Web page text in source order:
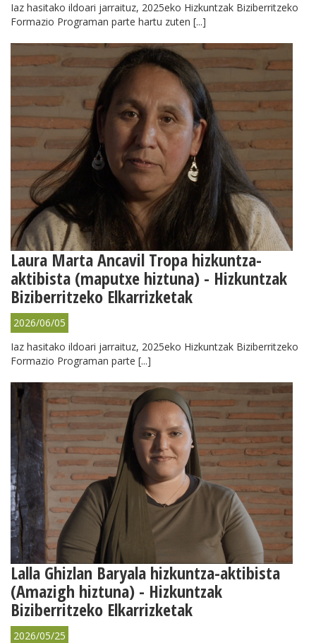
Iaz hasitako ildoari jarraituz, 2025eko Hizkuntzak Biziberritzeko
Formazio Programan parte hartu zuten [...]
Laura Marta Ancavil Tropa hizkuntza-
aktibista (maputxe hiztuna) - Hizkuntzak
Biziberritzeko Elkarrizketak
2026/06/05
Iaz hasitako ildoari jarraituz, 2025eko Hizkuntzak Biziberritzeko
Formazio Programan parte [...]
Lalla Ghizlan Baryala hizkuntza-aktibista
(Amazigh hiztuna) - Hizkuntzak
Biziberritzeko Elkarrizketak
2026/05/25